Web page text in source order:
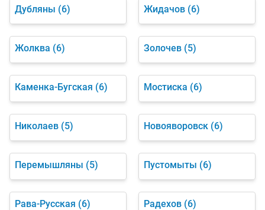
Дубляны (6) Жидачов (6)
Жолква (6) Золочев (5)
Каменка-Бугская (6) Мостиска (6)
Николаев (5) Новояворовск (6)
Перемышляны (5) Пустомыты (6)
Рава-Русская (6) Радехов (6)